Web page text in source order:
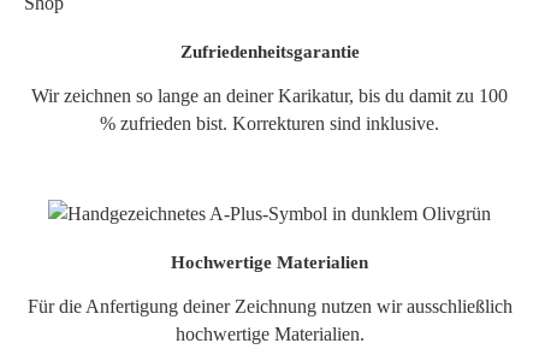
Zufriedenheitsgarantie
Wir zeichnen so lange an deiner Karikatur, bis du damit zu 100
% zufrieden bist. Korrekturen sind inklusive.
Hochwertige Materialien
Für die Anfertigung deiner Zeichnung nutzen wir ausschließlich
hochwertige Materialien.